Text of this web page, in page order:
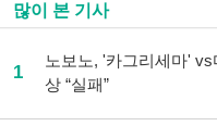
많이 본 기사
1
노보노, '카그리세마'
상 “실패”